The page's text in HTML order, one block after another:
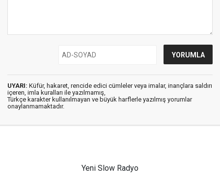
UYARI: Küfür, hakaret, rencide edici cümleler veya imalar, inançlara saldırı
içeren, imla kuralları ile yazılmamış,
Türkçe karakter kullanılmayan ve büyük harflerle yazılmış yorumlar
onaylanmamaktadır.
Yeni Slow Radyo